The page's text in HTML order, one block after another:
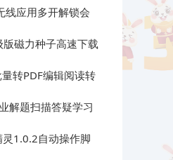
应用多开解锁会
磁力种子高速下载
转PDF编辑阅读转
解题扫描答疑学习
1.0.2自动操作脚